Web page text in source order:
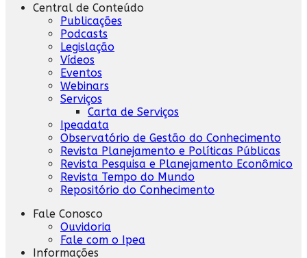
Central de Conteúdo
Publicações
Podcasts
Legislação
Vídeos
Eventos
Webinars
Serviços
Carta de Serviços
Ipeadata
Observatório de Gestão do Conhecimento
Revista Planejamento e Políticas Públicas
Revista Pesquisa e Planejamento Econômico
Revista Tempo do Mundo
Repositório do Conhecimento
Fale Conosco
Ouvidoria
Fale com o Ipea
Informações